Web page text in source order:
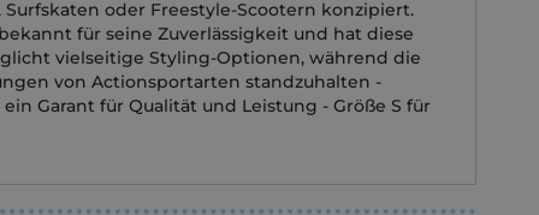
oder Freestyle-Scootern konzipiert.
für seine Zuverlässigkeit und hat diese
vielseitige Styling-Optionen, während die
von Actionsportarten standzuhalten -
Garant für Qualität und Leistung - Größe S für